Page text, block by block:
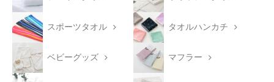
スポーツタオル タオルハンカチ
ベビーグッズ マフラー